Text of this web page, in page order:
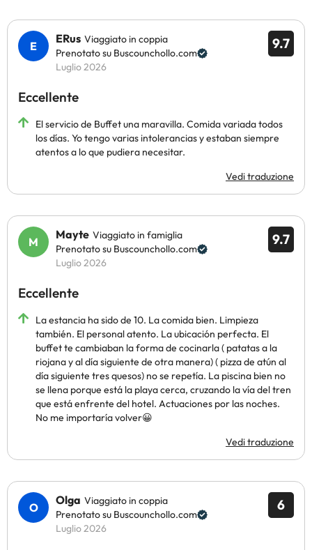
9.7
ERus Viaggiato in coppia
Prenotato su Buscounchollo.com
Luglio 2026
Eccellente
El servicio de Buffet una maravilla. Comida variada todos
los días. Yo tengo varias intolerancias y estaban siempre
atentos a lo que pudiera necesitar.
Vedi traduzione
9.7
Mayte Viaggiato in famiglia
Prenotato su Buscounchollo.com
Luglio 2026
Eccellente
La estancia ha sido de 10. La comida bien. Limpieza
también. El personal atento. La ubicación perfecta. El
buffet te cambiaban la forma de cocinarla ( patatas a la
riojana y al día siguiente de otra manera) ( pizza de atún al
día siguiente tres quesos) no se repetía. La piscina bien no
se llena porque está la playa cerca, cruzando la vía del tren
que está enfrente del hotel. Actuaciones por las noches.
No me importaría volver😀
Vedi traduzione
6
Olga Viaggiato in coppia
Prenotato su Buscounchollo.com
Luglio 2026